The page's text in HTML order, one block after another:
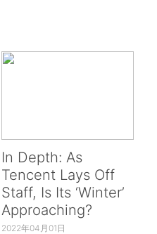
In Depth: As
Tencent Lays Off
Staff, Is Its ‘Winter’
Approaching?
2022年04月01日